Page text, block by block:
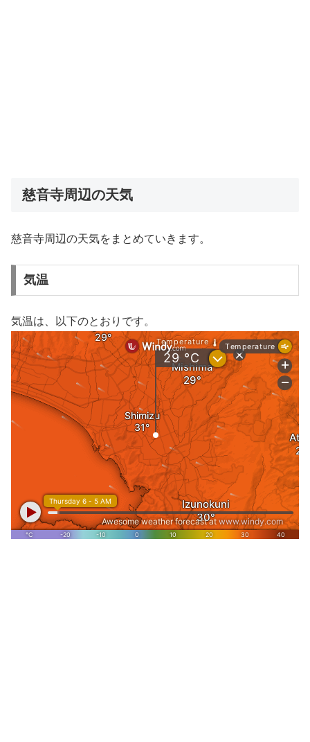
慈音寺周辺の天気
慈音寺周辺の天気をまとめていきます。
気温
気温は、以下のとおりです。